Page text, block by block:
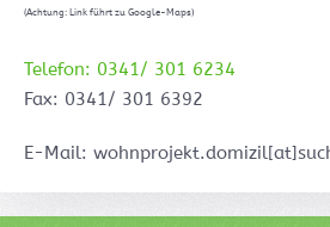
(Achtung: Link führt zu Google-Maps)
Telefon: 0341/ 301 6234
Fax: 0341/ 301 6392
E-Mail: